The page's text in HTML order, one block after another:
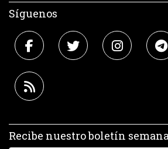
Síguenos
Recibe nuestro boletín